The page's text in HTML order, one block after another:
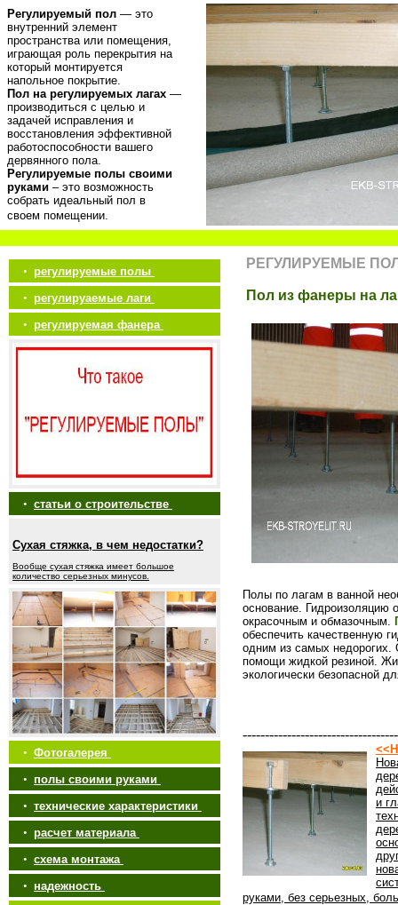
Регулируемый пол — это
внутренний элемент
пространства или помещения,
играющая роль перекрытия на
который монтируется
напольное покрытие.
Пол на регулируемых лагах —
производиться с целью и
задачей исправления и
восстановления эффективной
работоспособности вашего
дервянного пола.
Регулируемые полы своими
руками – это возможность
собрать идеальный пол в
своем помещении.
• регулируемые полы
• регулируаемые лаги
• регулируемая фанера
• статьи о строительстве
Сухая стяжка, в чем недостатки?
Вообще сухая стяжка имеет большое
количество серьезных минусов.
• Фотогалерея
• полы своими руками
• технические характеристики
• расчет материала
• схема монтажа
• надежность
РЕГУЛИРУЕМЫЕ
Пол из фанеры на
Полы по лагам в ванной
основание. Гидроизоляцию
окрасочным и обмазочным.
обеспечить качественную
одним из самых недорогих.
помощи жидкой резиной.
экологически безопасной
и
руками, без серьезных,